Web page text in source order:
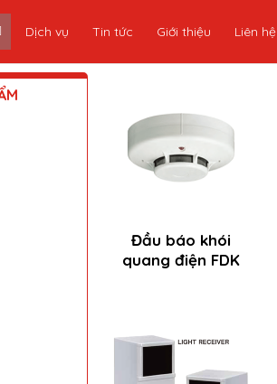
Dịch vụ Tin tức Giới thiệu Liên hệ
Đầu báo khói
quang điện FDK